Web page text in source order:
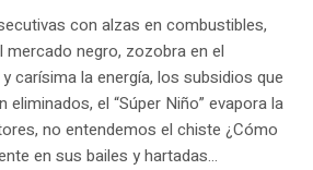
con alzas en combustibles,
negro, zozobra en el
carísima la energía, los subsidios que
eliminados, el “Súper Niño” evapora la
no entendemos el chiste ¿Cómo
en sus bailes y hartadas...